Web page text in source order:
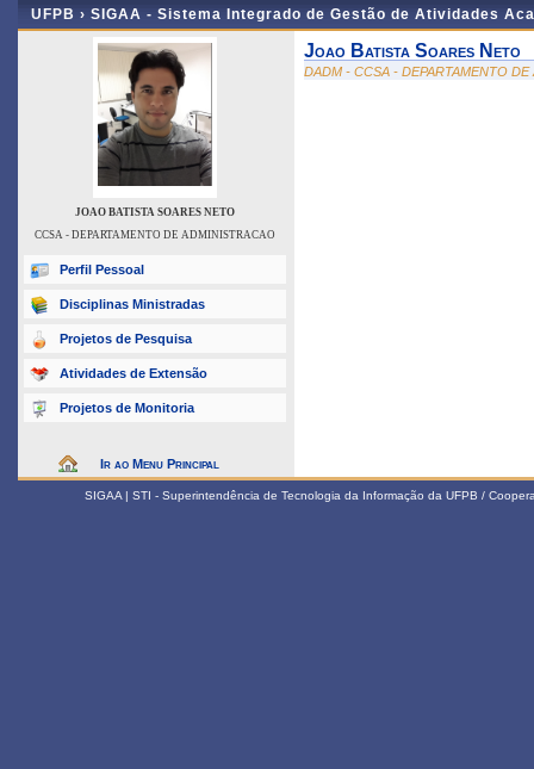
UFPB › SIGAA - Sistema Integrado de Gestão de Atividades
JOAO BATISTA SOARES NETO
CCSA - DEPARTAMENTO DE ADMINISTRACAO
Perfil Pessoal
Disciplinas Ministradas
Projetos de Pesquisa
Atividades de Extensão
Projetos de Monitoria
Ir ao Menu Principal
Joao Batista Soares Neto
DADM - CCSA - DEPARTAMENTO
SIGAA | STI - Superintendência de Tecnologia da Informação da UFPB /